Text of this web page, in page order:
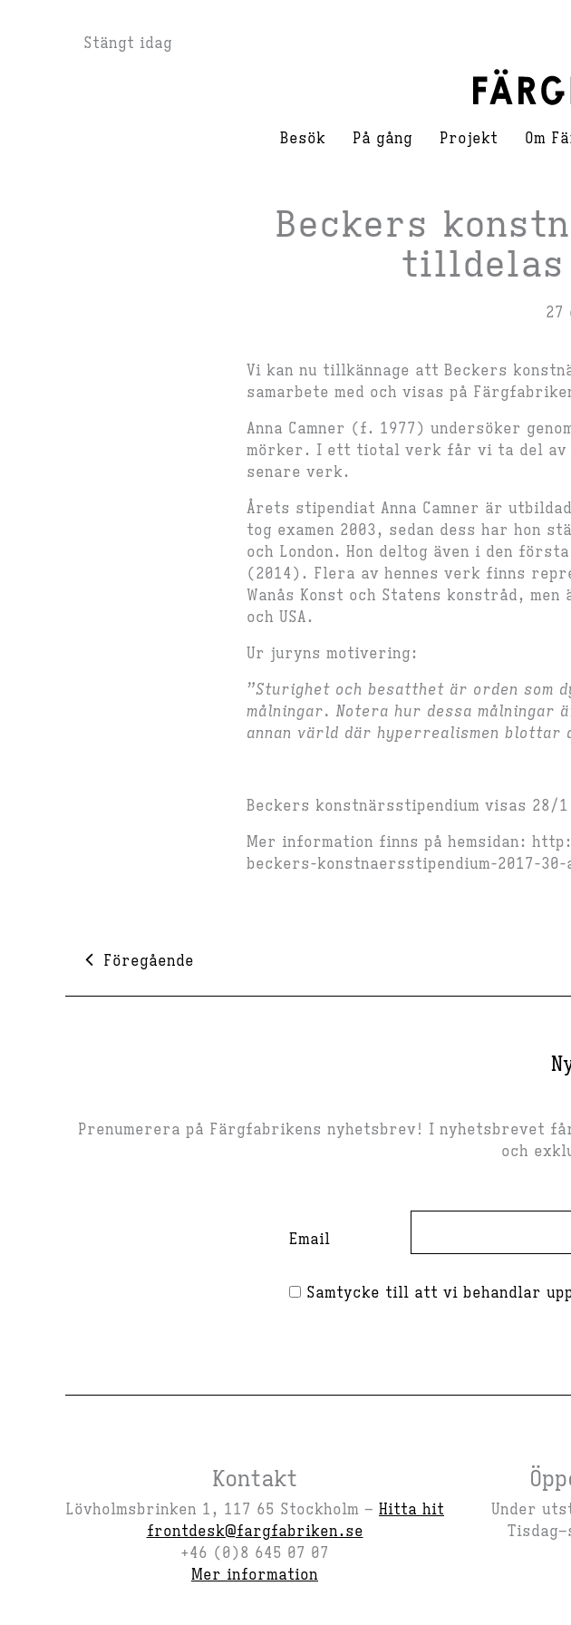
Stängt idag
Besök På gång Projekt Om
Beckers
tilldelas
27
Vi kan nu tillkännage att Beckers
samarbete med och visas på
Anna Camner (f. 1977) undersöker
mörker. I ett tiotal verk får vi ta del av
senare verk.
Årets stipendiat Anna Camner är
tog examen 2003, sedan dess har hon
och London. Hon deltog även i den
(2014). Flera av hennes verk finns
Wanås Konst och Statens konstråd,
och USA.
Ur juryns motivering:
”Sturighet och besatthet är orden som
målningar. Notera hur dessa målningar
annan värld där hyperrealismen blottar
Beckers konstnärsstipendium visas 28/
Mer information finns på hemsidan:
beckers-konstnaersstipendium-2017-
Föregående
Prenumerera på Färgfabrikens nyhetsbrev! I nyhetsbrevet
och
Email
Samtycke till att vi behandlar
Kontakt
Lövholmsbrinken 1, 117 65 Stockholm – Hitta hit
frontdesk@fargfabriken.se
+46 (0)8 645 07 07
Mer information
Under